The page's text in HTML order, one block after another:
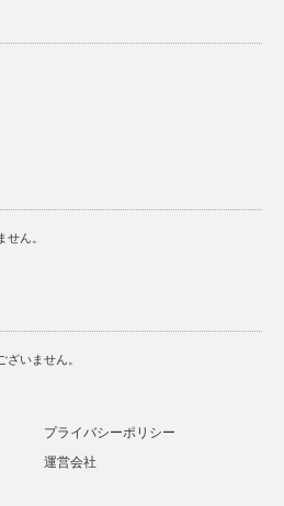
ん。
いません。
プライバシーポリシー
運営会社